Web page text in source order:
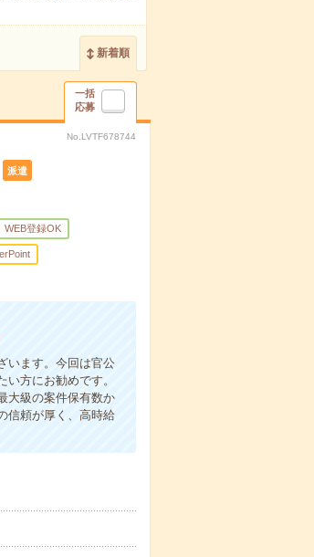
新着順
一括
応募
No.LVTF678744
派遣
WEB登録OK
います。今回は官公
方にお勧めです。
大級の案件保有数か
信頼が厚く、高時給